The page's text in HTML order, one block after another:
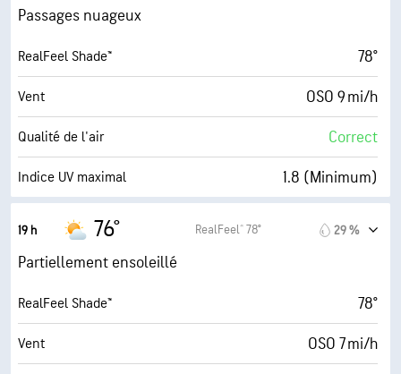
Humidité
Point de rosée 70° F
AccuLumen Brightness Index™ 6 (Moyenne)
Couverture nuageuse 70 %
Visibilité 10 mi
Passages nuageux
RealFeel Shade™ 78°
Vent OSO 9 mi/h
Qualité de l'air Correct
Indice UV maximal 1.8 (Minimum)
Humidité
Point de rosée 69° F
AccuLumen Brightness Index™ 7 (Forte)
19 h 76° RealFeel® 78° 29 %
Partiellement ensoleillé
RealFeel Shade™ 78°
Vent OSO 7 mi/h